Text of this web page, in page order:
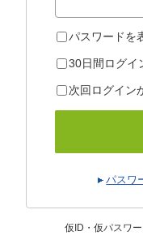
パスワードを
30日間ログイ
次回ログイン
パスワ
仮ID・仮パスワ